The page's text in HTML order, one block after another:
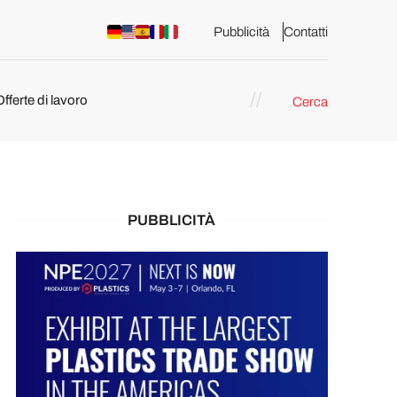
Pubblicità Contatti
di lavoro Cerca
PUBBLICITÀ